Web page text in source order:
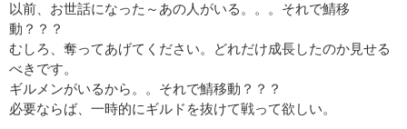
以前、お世話になった～あの人がいる。。。それで鯖移
動？？？
むしろ、奪ってあげてください。どれだけ成長したのか見せる
べきです。
ギルメンがいるから。。それで鯖移動？？？
必要ならば、一時的にギルドを抜けて戦って欲しい。